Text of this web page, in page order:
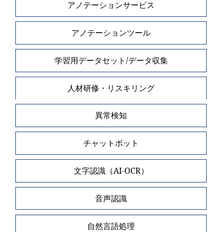
アノテーションサービス
アノテーションツール
学習用データセット/データ収集
人材研修・リスキリング
異常検知
チャットボット
文字認識（AI-OCR）
音声認識
自然言語処理